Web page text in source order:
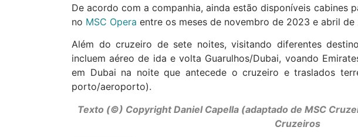
De acordo com a companhia, ainda estão disponíveis cabines
no MSC Opera entre os meses de novembro de 2023 e abril de
Além do cruzeiro de sete noites, visitando diferentes
incluem aéreo de ida e volta Guarulhos/Dubai, voando
em Dubai na noite que antecede o cruzeiro e traslados
porto/aeroporto).
Texto (©) Copyright Daniel Capella (adaptado de MSC
Cruzeiros